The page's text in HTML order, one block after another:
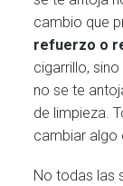
cambio que
refuerzo o
cigarrillo,
no se te
de limpieza.
cambiar algo
No todas las